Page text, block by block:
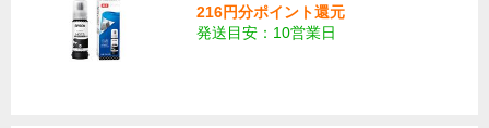
216円分ポイント還元
発送目安：10営業日